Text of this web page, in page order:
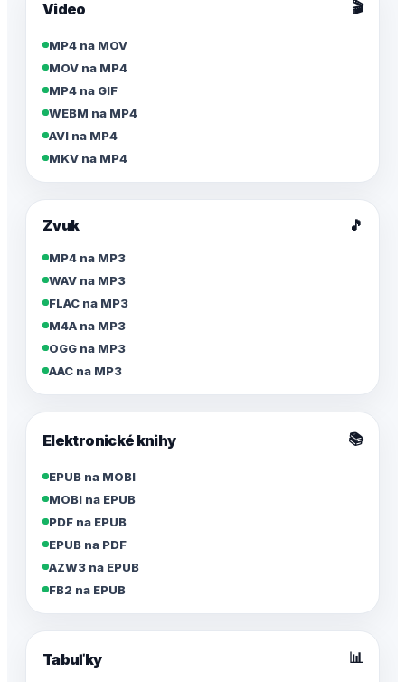
Video 🎬
MP4 na MOV
MOV na MP4
MP4 na GIF
WEBM na MP4
AVI na MP4
MKV na MP4
Zvuk 🎵
MP4 na MP3
WAV na MP3
FLAC na MP3
M4A na MP3
OGG na MP3
AAC na MP3
Elektronické knihy 📚
EPUB na MOBI
MOBI na EPUB
PDF na EPUB
EPUB na PDF
AZW3 na EPUB
FB2 na EPUB
Tabuľky 📊